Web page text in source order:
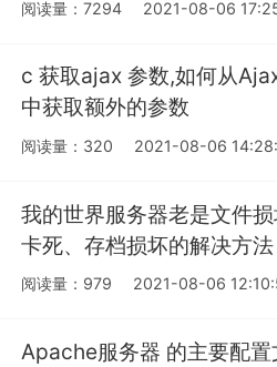
阅读量：7294 2021-08-06
c 获取ajax 参数,如何从
中获取额外的参数
阅读量：320 2021-08-06
我的世界服务器老是文件
卡死、存档损坏的解决方法
阅读量：979 2021-08-06
Apache服务器 的主要配